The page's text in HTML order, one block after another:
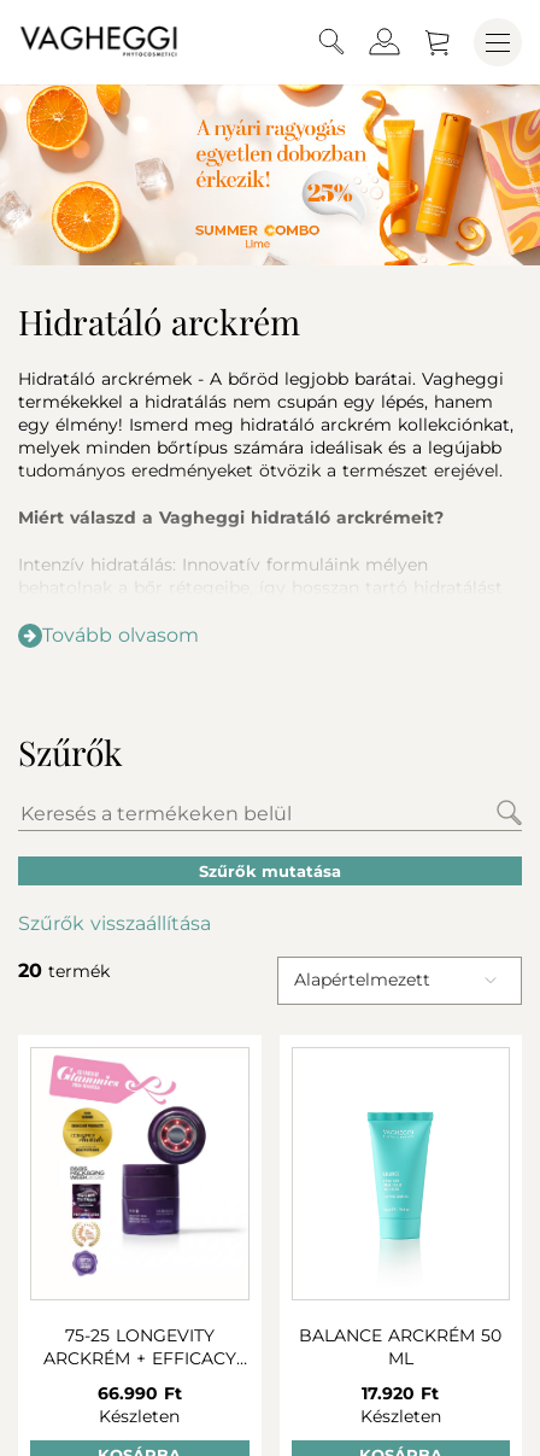
Hidratáló arckrém
Hidratáló arckrémek - A bőröd legjobb barátai. Vagheggi
termékekkel a hidratálás nem csupán egy lépés, hanem
egy élmény! Ismerd meg hidratáló arckrém kollekciónkat,
melyek minden bőrtípus számára ideálisak és a legújabb
tudományos eredményeket ötvözik a természet erejével.
Miért válaszd a Vagheggi hidratáló arckrémeit?
Intenzív hidratálás: Innovatív formuláink mélyen
behatolnak a bőr rétegeibe, így hosszan tartó hidratálást
professzionális termékeinkkel!
Természetes összetevők: Termékeink tele vannak növényi
hidratáló anyagokkal, amelyek táplálják és védik bőrödet.
Anti-aging hatás: Rendszeres használat mellett krémeink
segítenek csökkenteni a finom vonalak és ráncok
megjelenését, így bőröd fiatalosabbnak és feszesebbnek
tűnik.
Használd naponta kétszer, reggel és este hidratáló
krémeinket. Megtisztított arcbőrbe masszírozd be
bőröd újraéled és hidratálttá válik!
Ne várj tovább! Tegyél azért, hogy bőröd a legjobban
nézzen ki és jobban is érezze magát! Próbáld ki hidratáló
arckrémeinket, és fedezd fel a bőrápolás új dimenzióját.
Mert a hidratált bőr a szép bőr alapja!
Tovább olvasom
Szűrők
Szűrők mutatása
Szűrők visszaállítása
20 termék Alapértelmezett
75-25 LONGEVITY
ARCKRÉM + EFFICACY
66.990 Ft
Készleten
BALANCE ARCKRÉM 50
ML
17.920 Ft
Készleten